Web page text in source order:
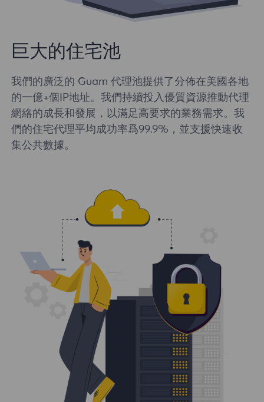
巨大的住宅池
我們的廣泛的 Guam 代理池提供了分佈在美國各地
的一億+個IP地址。我們持續投入優質資源推動代理
網絡的成長和發展，以滿足高要求的業務需求。我
們的住宅代理平均成功率爲99.9%，並支援快速收
集公共數據。